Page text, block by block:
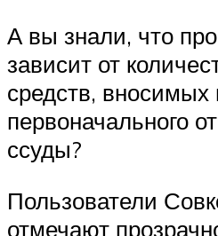
А вы знали, что
зависит от
средств, вносимых
первоначального
ссуды?
Пользователи
отмечают